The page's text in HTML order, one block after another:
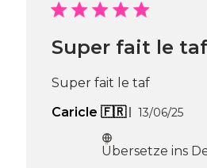
Super fait le taf
Super fait le taf
Caricle 🇫🇷
13/06/25
Übersetze ins